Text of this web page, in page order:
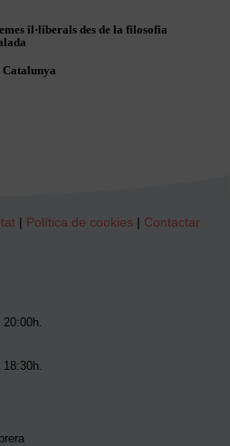
il·liberals des de la filosofia
Catalunya
| Política de cookies | Contactar
20:00h.
18:30h.